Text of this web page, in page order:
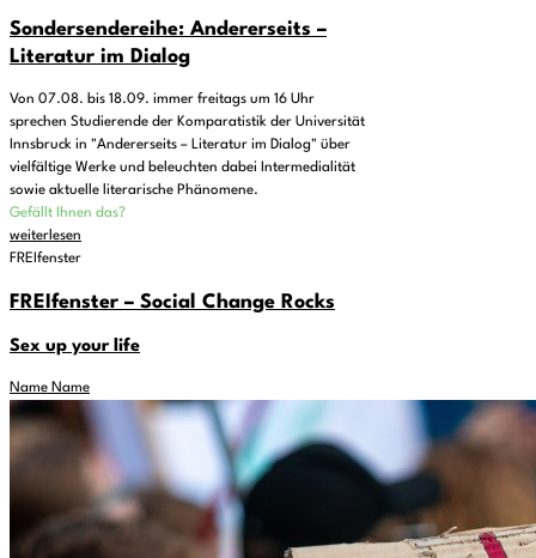
Sondersendereihe: Andererseits –
Literatur im Dialog
Von 07.08. bis 18.09. immer freitags um 16 Uhr
sprechen Studierende der Komparatistik der Universität
Innsbruck in "Andererseits – Literatur im Dialog" über
vielfältige Werke und beleuchten dabei Intermedialität
sowie aktuelle literarische Phänomene.
Gefällt Ihnen das?
weiterlesen
FREIfenster
FREIfenster – Social Change Rocks
Sex up your life
Name Name